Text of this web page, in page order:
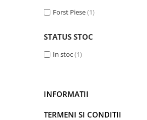
IMPLEMENTE AGRICOLE
Kit Revizie Forst
Anvelope Industriale
Forst Piese(1)
STATUS STOC
In stoc(1)
INFORMATII
TERMENI SI CONDITII